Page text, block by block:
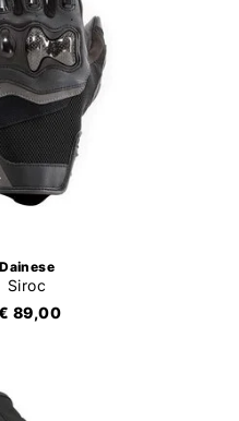
Dainese
Siroc
89,00